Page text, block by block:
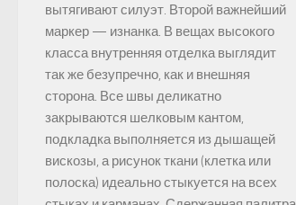
вытягивают силуэт. Второй важнейший
маркер — изнанка. В вещах высокого
класса внутренняя отделка выглядит
так же безупречно, как и внешняя
сторона. Все швы деликатно
закрываются шелковым кантом,
подкладка выполняется из дышащей
вискозы, а рисунок ткани (клетка или
полоска) идеально стыкуется на всех